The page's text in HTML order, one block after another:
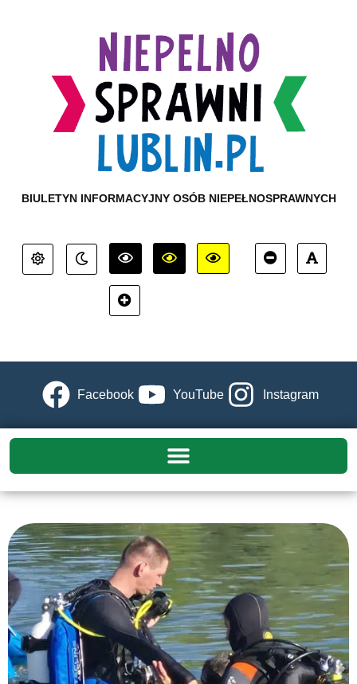
BIULETYN INFORMACYJNY OSÓB NIEPEŁNOSPRAWNYCH
Facebook YouTube Instagram